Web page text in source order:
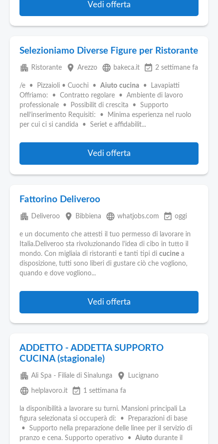
Vedi offerta
Selezioniamo Diverse Figure per Ristorante
apartment Ristorante place Arezzo language bakeca.it event_available 2 settimane fa
/e • Pizzaioli • Cuochi • Aiuto cucina • Lavapiatti
Offriamo: • Contratto regolare • Ambiente di lavoro
professionale • Possibilit di crescita • Supporto
nell’inserimento Requisiti: • Minima esperienza nel ruolo
per cui ci si candida • Seriet e affidabilit...
Vedi offerta
Fattorino Deliveroo
apartment Deliveroo place Bibbiena language whatjobs.com event_available oggi
e un documento che attesti il tuo permesso di lavorare in
Italia.Deliveroo sta rivoluzionando l'idea di cibo in tutto il
mondo. Con migliaia di ristoranti e tanti tipi di cucine a
disposizione, tutti sono liberi di gustare ciò che vogliono,
quando e dove vogliono...
Vedi offerta
ADDETTO - ADDETTA SUPPORTO
CUCINA (stagionale)
apartment Ali Spa - Filiale di Sinalunga place Lucignano
language helplavoro.it event_available 1 settimana fa
la disponibilità a lavorare su turni. Mansioni principali La
figura selezionata si occuperà di: • Preparazioni di base
• Supporto nella preparazione delle linee per il servizio di
pranzo e cena. Supporto operativo • Aiuto durante il